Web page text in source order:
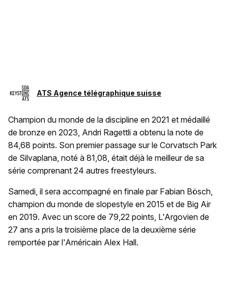
ATS Agence télégraphique suisse
Champion du monde de la discipline en 2021 et médaillé
de bronze en 2023, Andri Ragettli a obtenu la note de
84,68 points. Son premier passage sur le Corvatsch Park
de Silvaplana, noté à 81,08, était déjà le meilleur de sa
série comprenant 24 autres freestyleurs.
Samedi, il sera accompagné en finale par Fabian Bösch,
champion du monde de slopestyle en 2015 et de Big Air
en 2019. Avec un score de 79,22 points, L'Argovien de
27 ans a pris la troisième place de la deuxième série
remportée par l'Américain Alex Hall.